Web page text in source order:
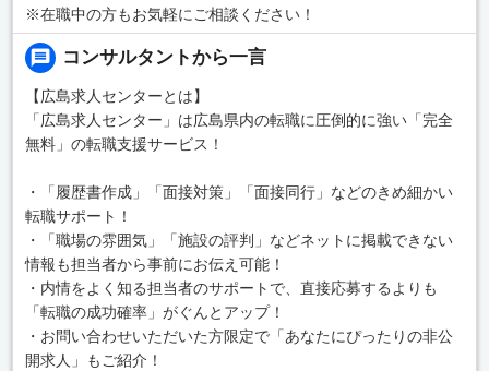
※在職中の方もお気軽にご相談ください！
コンサルタントから一言
【広島求人センターとは】
「広島求人センター」は広島県内の転職に圧倒的に強い「完全
無料」の転職支援サービス！
・「履歴書作成」「面接対策」「面接同行」などのきめ細かい
転職サポート！
・「職場の雰囲気」「施設の評判」などネットに掲載できない
情報も担当者から事前にお伝え可能！
・内情をよく知る担当者のサポートで、直接応募するよりも
「転職の成功確率」がぐんとアップ！
・お問い合わせいただいた方限定で「あなたにぴったりの非公
開求人」もご紹介！